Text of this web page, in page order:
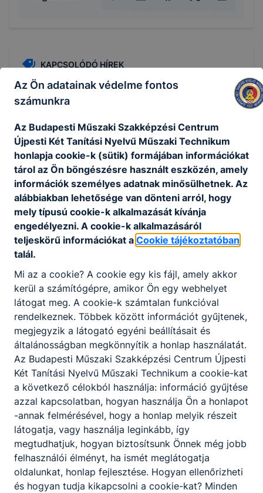
KAPCSOLÓDÓ HÍREK
Nyári ügyelet 2026
Nyári ügyelet: szerdánként 9:00 és 13:00 óra között.
2026. júl. 1.
Eredményekben gazdag tanévet zártunk
Az Ön adatainak védelme fontos
számunkra
Az Budapesti Műszaki Szakképzési Centrum
Újpesti Két Tanítási Nyelvű Műszaki Technikum
honlapja cookie-k (sütik) formájában információkat
tárol az Ön böngészésre használt eszközén, amely
információk személyes adatnak minősülhetnek. Az
alábbiakban lehetősége van dönteni arról, hogy
mely típusú cookie-k alkalmazását kívánja
engedélyezni. A cookie-k alkalmazásáról
teljeskörű információkat a Cookie tájékoztatóban
talál.
Mi az a cookie? A cookie egy kis fájl, amely akkor
kerül a számítógépre, amikor Ön egy webhelyet
látogat meg. A cookie-k számtalan funkcióval
rendelkeznek. Többek között információt gyűjtenek,
megjegyzik a látogató egyéni beállításait és
általánosságban megkönnyítik a honlap használatát.
Az Budapesti Műszaki Szakképzési Centrum Újpesti
Két Tanítási Nyelvű Műszaki Technikum a cookie-kat
a következő célokból használja: információ gyűjtése
azzal kapcsolatban, hogyan használja Ön a honlapot
-annak felmérésével, hogy a honlap melyik részeit
látogatja, vagy használja leginkább, így
megtudhatjuk, hogyan biztosítsunk Önnek még jobb
felhasználói élményt, ha ismét meglátogatja
oldalunkat, honlap fejlesztése. Hogyan ellenőrizheti
és hogyan tudja kikapcsolni a cookie-kat? Minden